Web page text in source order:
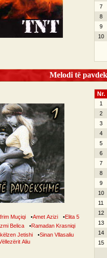
7
8
9
10
Melodi të
Muçiqi •Amet Azizi •Elita 5
Belica •Ramadan Krasniqi
Jetishi •Sinan Vllasaliu
Aliu
Nr.
1
2
3
4
5
6
7
8
9
10
11
12
13
14
15